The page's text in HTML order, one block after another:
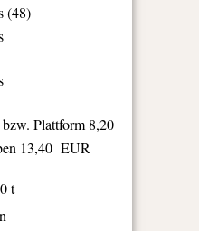
Plattform 8,20
13,40 EUR
t